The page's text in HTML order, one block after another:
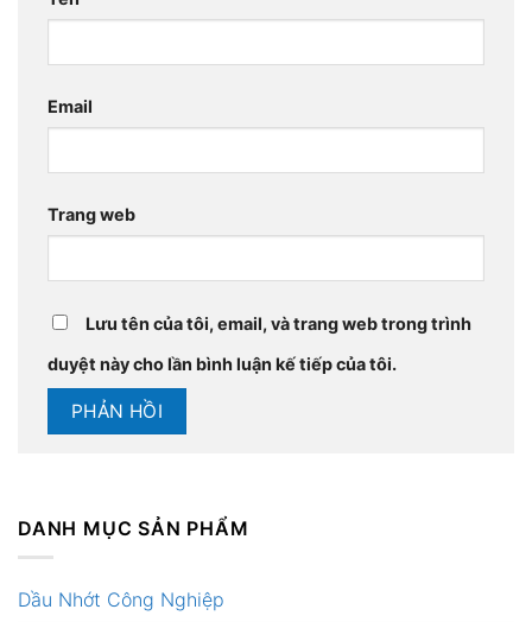
Email
Trang web
Lưu tên của tôi, email, và trang web trong trình
duyệt này cho lần bình luận kế tiếp của tôi.
DANH MỤC SẢN PHẨM
Dầu Nhớt Công Nghiệp